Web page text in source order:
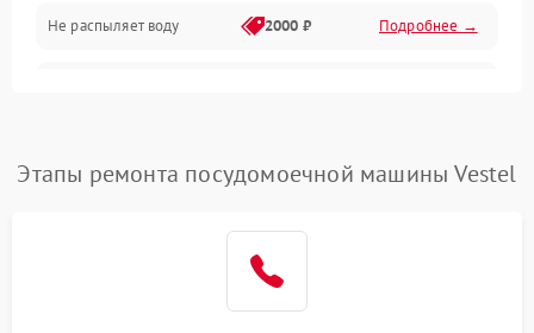
Программное обеспечение
Не распыляет воду 2000 ₽ Подробнее →
воды
1800 ₽ Подробнее →
Этапы ремонта посудомоечной машины Vestel